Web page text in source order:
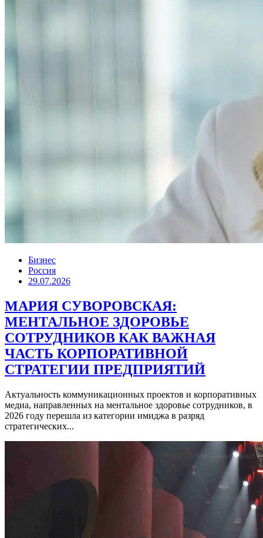
Бизнес
Россия
29.07.2026
МАРИЯ СУВОРОВСКАЯ:
МЕНТАЛЬНОЕ ЗДОРОВЬЕ
СОТРУДНИКОВ КАК ВАЖНАЯ
ЧАСТЬ КОРПОРАТИВНОЙ
СТРАТЕГИИ ПРЕДПРИЯТИЙ
Актуальность коммуникационных проектов и корпоративных
медиа, направленных на ментальное здоровье сотрудников, в
2026 году перешла из категории имиджа в разряд
стратегических...